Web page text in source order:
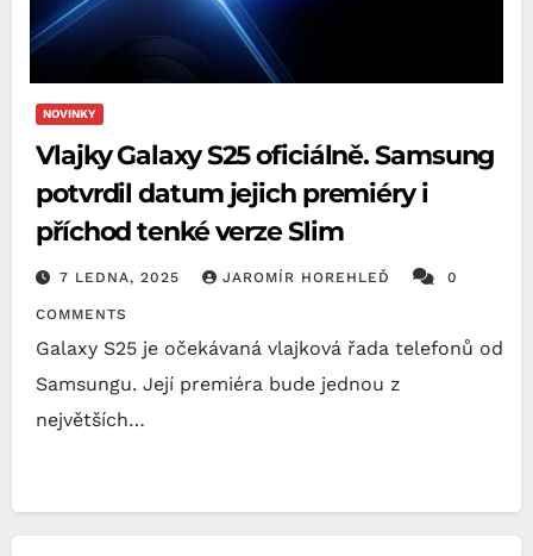
NOVINKY
Vlajky Galaxy S25 oficiálně. Samsung
potvrdil datum jejich premiéry i
příchod tenké verze Slim
7 LEDNA, 2025 JAROMÍR HOREHLEĎ 0
COMMENTS
Galaxy S25 je očekávaná vlajková řada telefonů od
Samsungu. Její premiéra bude jednou z
největších…